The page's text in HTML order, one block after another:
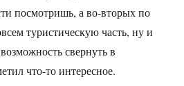
посмотришь, а во-вторых по
туристическую часть, ну и
свернуть в
что-то интересное.